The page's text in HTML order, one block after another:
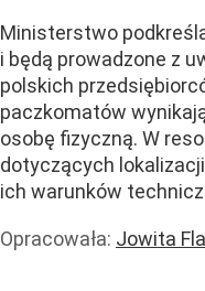
Ministerstwo
i będą prowadzone z
polskich
paczkomatów
osobę fizyczną. W
dotyczących
ich warunków
Opracowała: Jowita